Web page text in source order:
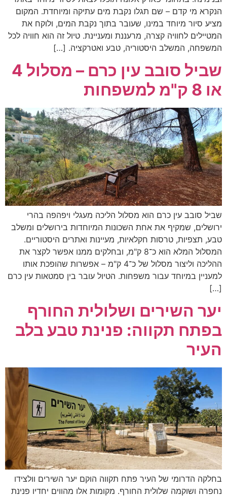
הנקרא מי קדם – שם תגלו נקבת מים עתיקה ומיוחדת. המקום
מציע סיור מיוחד במינו, שעובר בתוך נקבת המים, ולוקח את
המטיילים לחוויה קצרה, מרעננת ומעניינת. טיול זה הוא חוויה לכל
המשפחה, המשלב היסטוריה, טבע ואטרקציה. […]
שביל סובב עין כרם – מסלול 4
או 8 ק"מ למשפחות
שביל סובב עין כרם הוא מסלול הליכה מעגלי ויפהפה בהרי
ירושלים, שמקיף את אחת השכונות המיוחדות בירושלים ומשלב
טבע, תצפיות, טרסות חקלאיות, מעיינות ואתרים היסטוריים.
המסלול המלא הוא כ־8 ק"מ, ובחלקים ממנו אפשר לקצר את
ההליכה וליצור מסלול של כ־4 ק"מ – אפשרות שהופכת אותו
למעניין במיוחד עבור משפחות. הטיול עובר בין סמטאות עין כרם
[…]
יער השירים ושלולית החורף
בפתח תקווה: פנינת טבע בלב
העיר
בחלקה הדרומי של העיר פתח תקווה הוקם יער השירים וולצידו
נחפרה ושוקמה שלולית החורף. מקומות אלו מהווים יחדיו פנינת